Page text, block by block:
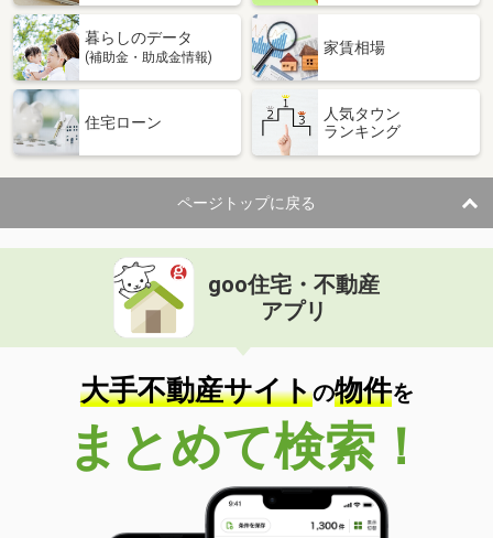
暮らしのデータ
(補助金・助成金情報)
家賃相場
住宅ローン
人気タウン
ランキング
ページトップに戻る
goo住宅・不動産
アプリ
大手不動産サイトの物件を
まとめて検索！